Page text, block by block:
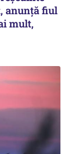
anunță fiul
mult,